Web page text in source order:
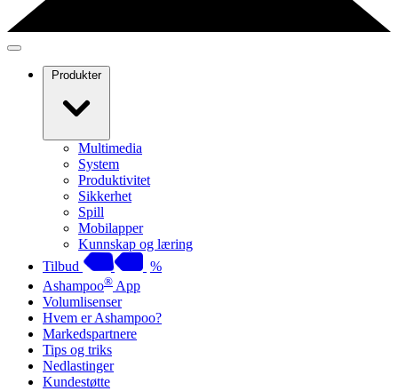
Produkter
Multimedia
System
Produktivitet
Sikkerhet
Spill
Mobilapper
Kunnskap og læring
Tilbud
%
Ashampoo® App
Volumlisenser
Hvem er Ashampoo?
Markedspartnere
Tips og triks
Nedlastinger
Kundestøtte